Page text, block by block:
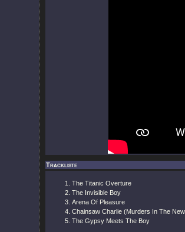
Trackliste
The Titanic Overture
The Invisible Boy
Arena Of Pleasure
Chainsaw Charlie (Murders In The
The Gypsy Meets The Boy